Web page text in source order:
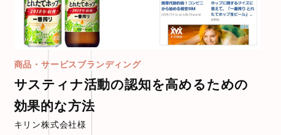
商品・サービスブランディング
サスティナ活動の認知を高めるための
効果的な方法
キリン株式会社様